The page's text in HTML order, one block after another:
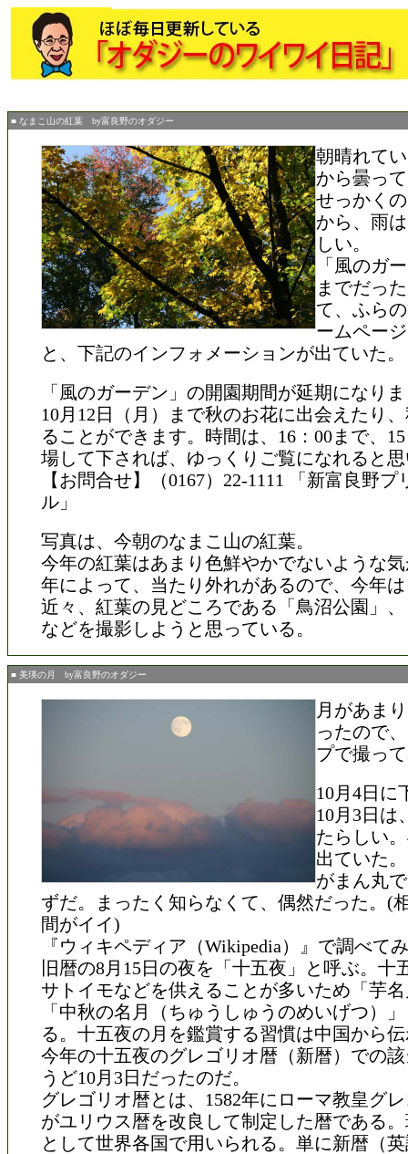
■ なまこ山の紅葉 by富良野のオダジー
朝晴れて
から曇っ
せっかく
から、雨
しい。
「風のガ
までだっ
て、ふら
ームペー
と、下記のインフォメーションが出ていた。
「風のガーデン」の開園期間が延期になり
10月12日（月）まで秋のお花に出会えたり
ることができます。時間は、16：00まで、
場して下されば、ゆっくりご覧になれると
【お問合せ】（0167）22-1111 「新富良野プ
ル」
写真は、今朝のなまこ山の紅葉。
今年の紅葉はあまり色鮮やかでないような
年によって、当たり外れがあるので、今年
近々、紅葉の見どころである「鳥沼公園」
などを撮影しようと思っている。
■ 美瑛の月 by富良野のオダジー
月があま
ったので
プで撮っ
10月4日に
10月3日は
たらしい
出ていた
がまん丸
ずだ。まったく知らなくて、偶然だった。(
間がイイ)
『ウィキペディア（Wikipedia）』で調べて
旧暦の8月15日の夜を「十五夜」と呼ぶ。十
サトイモなどを供えることが多いため「芋
「中秋の名月（ちゅうしゅうのめいげつ）
る。十五夜の月を鑑賞する習慣は中国から
今年の十五夜のグレゴリオ暦（新暦）での
うど10月3日だったのだ。
グレゴリオ暦とは、1582年にローマ教皇グ
がユリウス暦を改良して制定した暦である
として世界各国で用いられる。単に新暦（